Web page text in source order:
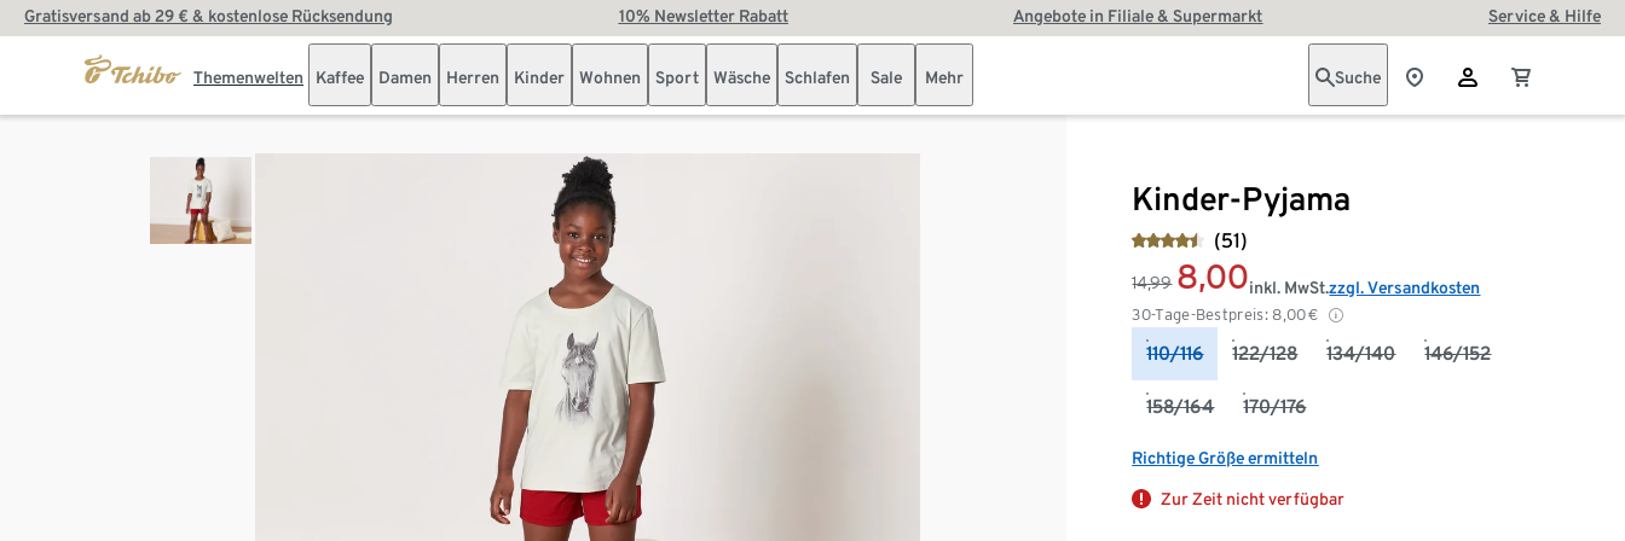
Gratisversand ab 29 € & kostenlose Rücksendung 10% Newsletter Rabatt Angebote in Filiale & Supermarkt Service & Hilfe
Themenwelten Kaffee Damen Herren Kinder Wohnen Sport Wäsche Schlafen Sale Mehr Suche
Kinder-Pyjama
(51)
14,99 8,00
30-Tage-Bestpreis: 8,00€
inkl. MwSt.zzgl. Versandkosten
110/116 122/128 134/140 146/152
158/164 170/176
Richtige Größe ermitteln
Zur Zeit nicht verfügbar